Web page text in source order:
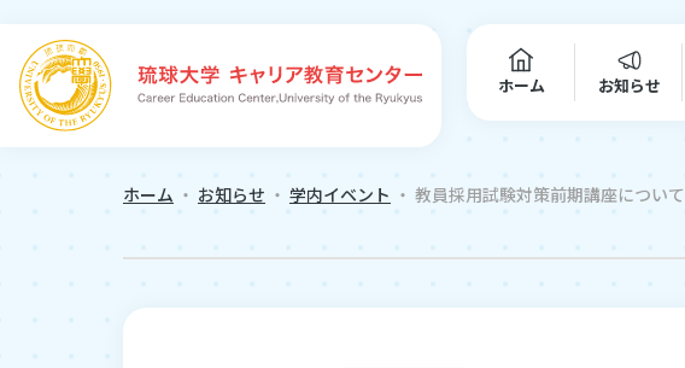
ホーム お知らせ
ホーム ・ お知らせ ・ 学内イベント ・ 教員採用試験対策前期講座について